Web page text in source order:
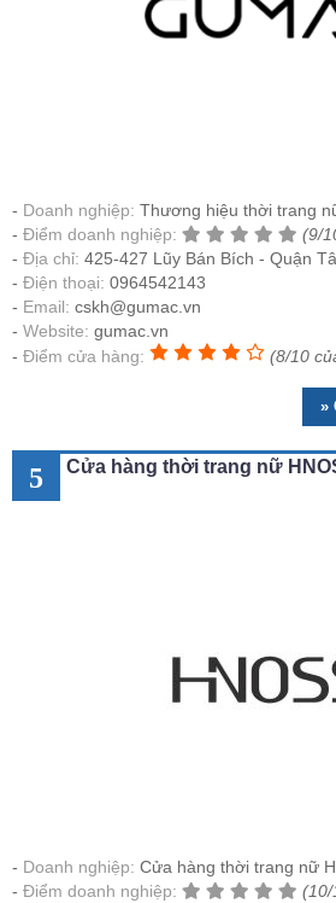
Doanh nghiệp: Thương hiệu thời trang
Điểm doanh nghiệp:
(9/
Địa chỉ: 425-427 Lũy Bán Bích - Quận
Điện thoại: 0964542143
Email: cskh@gumac.vn
Website: gumac.vn
Điểm cửa hàng:
(8/10
»
5 Cửa hàng thời trang nữ
Doanh nghiệp: Cửa hàng thời trang nữ
Điểm doanh nghiệp:
(10/